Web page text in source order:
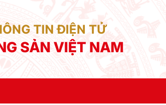
TIN ĐIỆN TỬ
SẢN VIỆT NAM